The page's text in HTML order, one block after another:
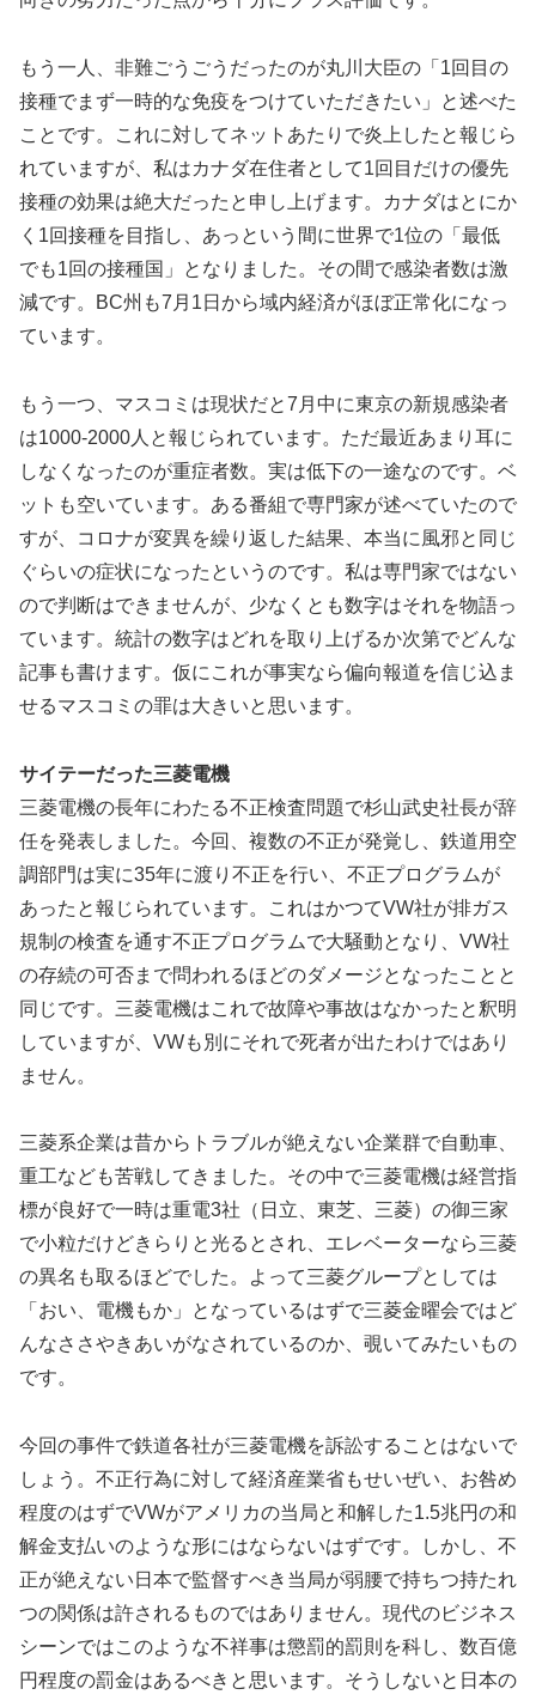
もう一人、非難ごうごうだったのが丸川大臣の「1回目の
接種でまず一時的な免疫をつけていただきたい」と述べた
ことです。これに対してネットあたりで炎上したと報じら
れていますが、私はカナダ在住者として1回目だけの優先
接種の効果は絶大だったと申し上げます。カナダはとにか
く1回接種を目指し、あっという間に世界で1位の「最低
でも1回の接種国」となりました。その間で感染者数は激
減です。BC州も7月1日から域内経済がほぼ正常化になっ
ています。
もう一つ、マスコミは現状だと7月中に東京の新規感染者
は1000-2000人と報じられています。ただ最近あまり耳に
しなくなったのが重症者数。実は低下の一途なのです。ベ
ットも空いています。ある番組で専門家が述べていたので
すが、コロナが変異を繰り返した結果、本当に風邪と同じ
ぐらいの症状になったというのです。私は専門家ではない
ので判断はできませんが、少なくとも数字はそれを物語っ
ています。統計の数字はどれを取り上げるか次第でどんな
記事も書けます。仮にこれが事実なら偏向報道を信じ込ま
せるマスコミの罪は大きいと思います。
サイテーだった三菱電機
三菱電機の長年にわたる不正検査問題で杉山武史社長が辞
任を発表しました。今回、複数の不正が発覚し、鉄道用空
調部門は実に35年に渡り不正を行い、不正プログラムが
あったと報じられています。これはかつてVW社が排ガス
規制の検査を通す不正プログラムで大騒動となり、VW社
の存続の可否まで問われるほどのダメージとなったことと
同じです。三菱電機はこれで故障や事故はなかったと釈明
していますが、VWも別にそれで死者が出たわけではあり
ません。
三菱系企業は昔からトラブルが絶えない企業群で自動車、
重工なども苦戦してきました。その中で三菱電機は経営指
標が良好で一時は重電3社（日立、東芝、三菱）の御三家
で小粒だけどきらりと光るとされ、エレベーターなら三菱
の異名も取るほどでした。よって三菱グループとしては
「おい、電機もか」となっているはずで三菱金曜会ではど
んなささやきあいがなされているのか、覗いてみたいもの
です。
今回の事件で鉄道各社が三菱電機を訴訟することはないで
しょう。不正行為に対して経済産業省もせいぜい、お咎め
程度のはずでVWがアメリカの当局と和解した1.5兆円の和
解金支払いのような形にはならないはずです。しかし、不
正が絶えない日本で監督すべき当局が弱腰で持ちつ持たれ
つの関係は許されるものではありません。現代のビジネス
シーンではこのような不祥事は懲罰的罰則を科し、数百億
円程度の罰金はあるべきと思います。そうしないと日本の